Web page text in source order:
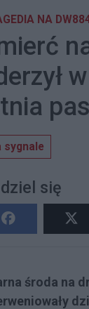
NA
sygnale
się
środa na